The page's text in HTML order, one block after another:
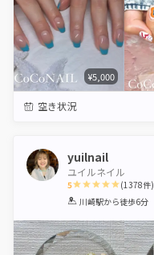
¥5,000
空き状況
yuilnail
ユイルネイル
5
1 2 3 4 5
(1378件)
川崎駅から徒歩6分